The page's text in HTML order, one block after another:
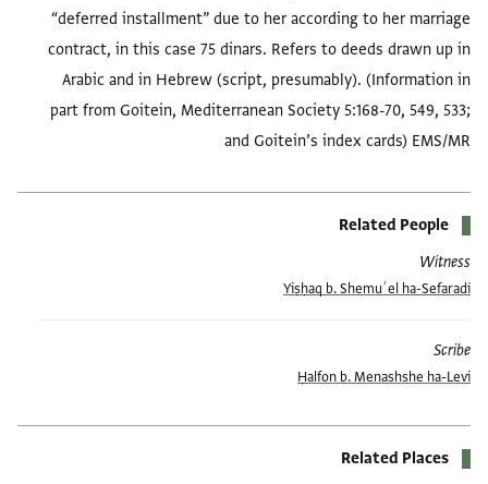
“deferred installment” due to her according to her marriage
contract, in this case 75 dinars. Refers to deeds drawn up in
Arabic and in Hebrew (script, presumably). (Information in
part from Goitein, Mediterranean Society 5:168-70, 549, 533;
and Goitein’s index cards) EMS/MR
Related People
Witness
Yiṣḥaq b. Shemuʾel ha-Sefaradi
Scribe
Ḥalfon b. Menashshe ha-Levi
Related Places